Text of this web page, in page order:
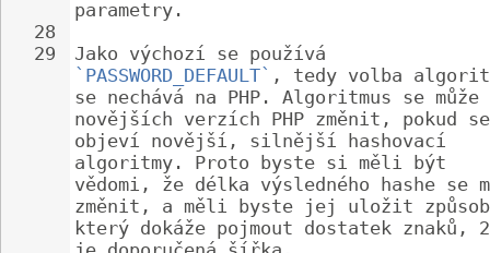
28
29
parametry.
Jako výchozí se používá
`PASSWORD_DEFAULT` , tedy volba
se nechává na PHP. Algoritmus se
novějších verzích PHP změnit, pokud
objeví novější, silnější hashovací
algoritmy. Proto byste si měli být
vědomi, že délka výsledného hashe se
změnit, a měli byste jej uložit
který dokáže pojmout dostatek znaků,